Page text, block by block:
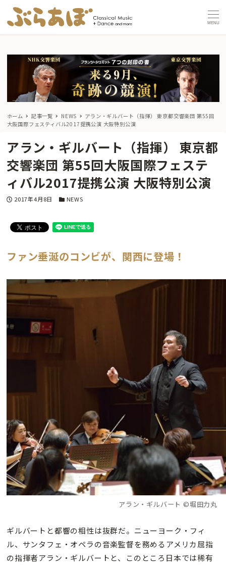
MENU
ホーム 記事一覧 NEWS
アラン・ギルバート（指揮） 東京都交響楽団 第55回
大阪国際フェスティバル2017提携公演 大阪特別公演
アラン・ギルバート（指揮） 東京都
交響楽団 第55回大阪国際フェステ
ィバル2017提携公演 大阪特別公演
投稿日
2017年4月8日 カテゴリー
NEWS
ファン垂涎のコンビが、関西に登場！
アラン・ギルバート ©堀田力丸
ギルバートと都響の相性は抜群だ。ニューヨーク・フィ
ル、サンタフェ・オペラの音楽監督を務めるアメリカ屈指
の指揮者アラン・ギルバートと、このところ日本では稀有